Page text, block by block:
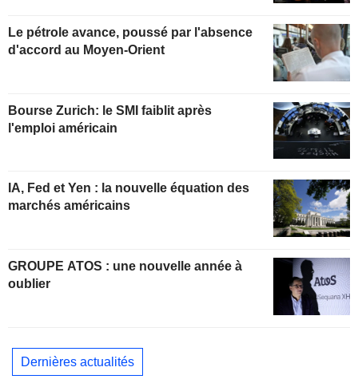
Le pétrole avance, poussé par l'absence
d'accord au Moyen-Orient
Bourse Zurich: le SMI faiblit après
l'emploi américain
IA, Fed et Yen : la nouvelle équation des
marchés américains
GROUPE ATOS : une nouvelle année à
oublier
Dernières actualités